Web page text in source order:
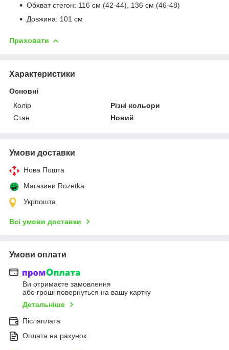
Обхват стегон: 116 см (42-44), 136 см (46-48)
Довжина: 101 см
Приховати
Характеристики
Основні
Колір
Різні кольори
Стан
Новий
Умови доставки
Нова Пошта
Магазини Rozetka
Укрпошта
Всі умови доставки
Умови оплати
Ви отримаєте замовлення
або гроші повернуться на вашу картку
Детальніше
Післяплата
Оплата на рахунок